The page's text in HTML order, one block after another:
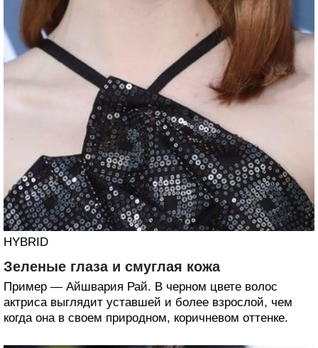
HYBRID
Зеленые глаза и смуглая кожа
Пример — Айшвария Рай. В черном цвете волос
актриса выглядит уставшей и более взрослой, чем
когда она в своем природном, коричневом оттенке.